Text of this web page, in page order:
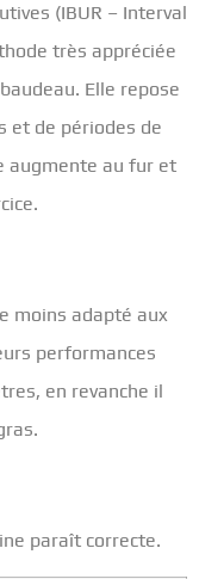
(IBUR – Interval
très appréciée
Elle repose
et de périodes de
augmente au fur et
moins adapté aux
performances
en revanche il
paraît correcte.